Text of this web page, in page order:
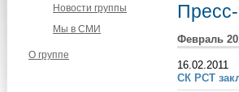
Новости группы
Мы в СМИ
О группе
Февраль
16.02.2011
СК РСТ